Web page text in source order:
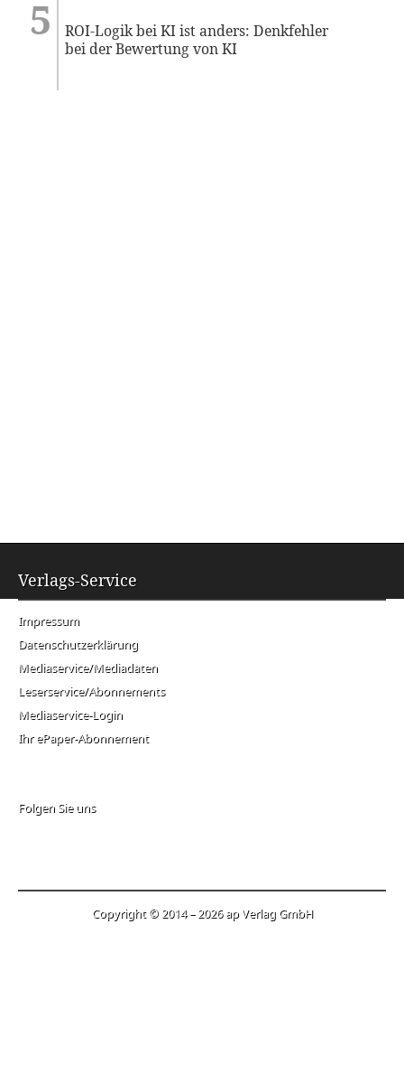
ROI-Logik bei KI ist anders: Denkfehler
bei der Bewertung von KI
Verlags-Service
Impressum
Datenschutzerklärung
Mediaservice/Mediadaten
Leserservice/Abonnements
Mediaservice-Login
Ihr ePaper-Abonnement
Folgen Sie uns
Copyright © 2014 – 2026 ap Verlag GmbH